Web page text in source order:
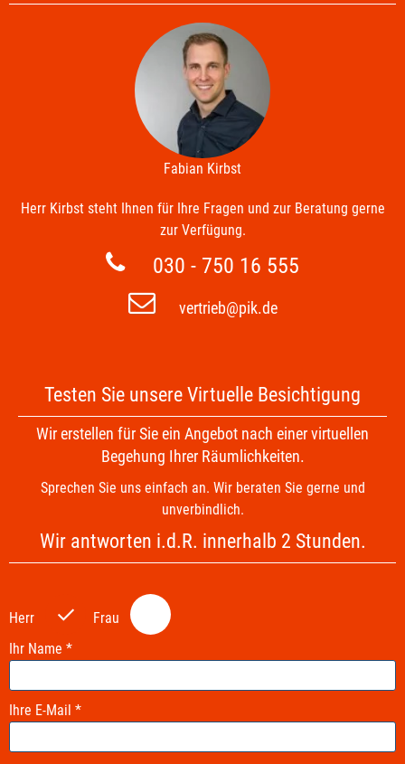
Fabian Kirbst
Herr Kirbst steht Ihnen für Ihre Fragen und zur Beratung gerne
zur Verfügung.
030 - 750 16 555
vertrieb@pik.de
Testen Sie unsere Virtuelle Besichtigung
Wir erstellen für Sie ein Angebot nach einer virtuellen
Begehung Ihrer Räumlichkeiten.
Sprechen Sie uns einfach an. Wir beraten Sie gerne und
unverbindlich.
Wir antworten i.d.R. innerhalb 2 Stunden.
e
a
s
e
a
e
a
e
l
a
Herr
Frau
Ihr Name *
Ihre E-Mail *